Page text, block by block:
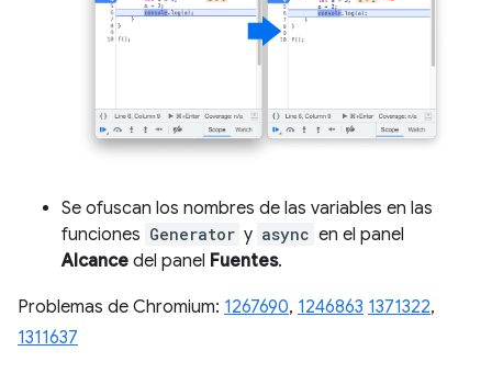
Se ofuscan los nombres de las variables en las
funciones Generator y async en el panel
Alcance del panel Fuentes.
Problemas de Chromium: 1267690, 1246863 1371322,
1311637